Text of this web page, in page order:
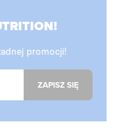
promocji!
ZAPISZ SIĘ